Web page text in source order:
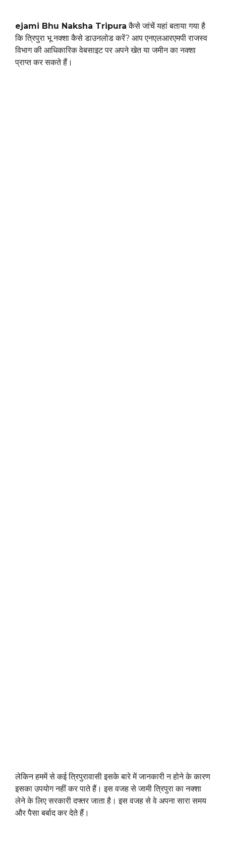
ejami Bhu Naksha Tripura कैसे जांचें यहां बताया गया है
कि त्रिपुरा भू नक्शा कैसे डाउनलोड करें? आप एनएलआरएमपी राजस्व
विभाग की आधिकारिक वेबसाइट पर अपने खेत या जमीन का नक्शा
प्राप्त कर सकते हैं।
लेकिन हममें से कई त्रिपुरावासी इसके बारे में जानकारी न होने के कारण
इसका उपयोग नहीं कर पाते हैं। इस वजह से जामी त्रिपुरा का नक्शा
लेने के लिए सरकारी दफ्तर जाता है। इस वजह से वे अपना सारा समय
और पैसा बर्बाद कर देते हैं।